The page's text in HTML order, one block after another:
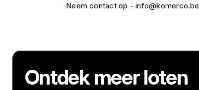
Neem contact op - info@komerco.be
Ontdek meer loten